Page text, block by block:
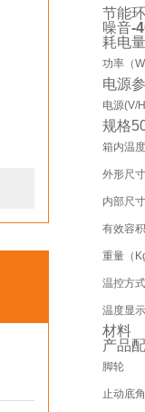
节能
噪音-
耗电量
功率（
电源
电源(V/
规格
箱内温
外形尺
内部尺
有效容
重量（
温控方式
温度显示
材料
产品
脚轮
止动底角